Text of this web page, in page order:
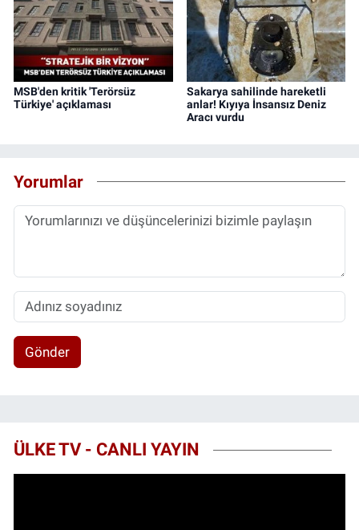
MSB'den kritik 'Terörsüz
Türkiye' açıklaması
Sakarya sahilinde hareketli
anlar! Kıyıya İnsansız Deniz
Aracı vurdu
Yorumlar
Gönder
ÜLKE TV - CANLI YAYIN